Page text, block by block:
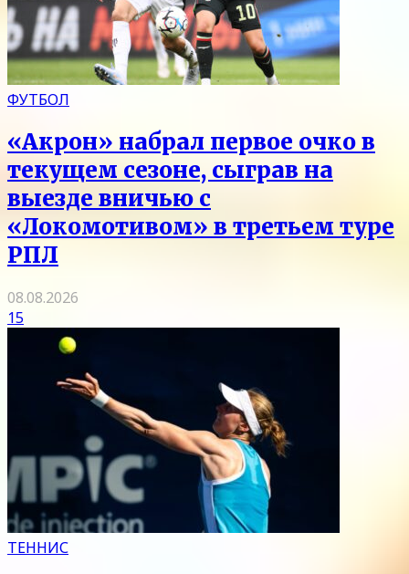
ФУТБОЛ
«Акрон» набрал первое очко в
текущем сезоне, сыграв на
выезде вничью с
«Локомотивом» в третьем туре
РПЛ
08.08.2026
15
ТЕННИС